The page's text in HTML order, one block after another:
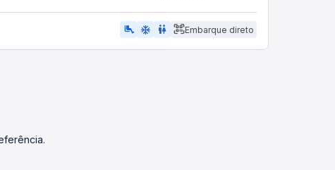
airline_seat_legroom_extra ac_unit WC Embarque direto